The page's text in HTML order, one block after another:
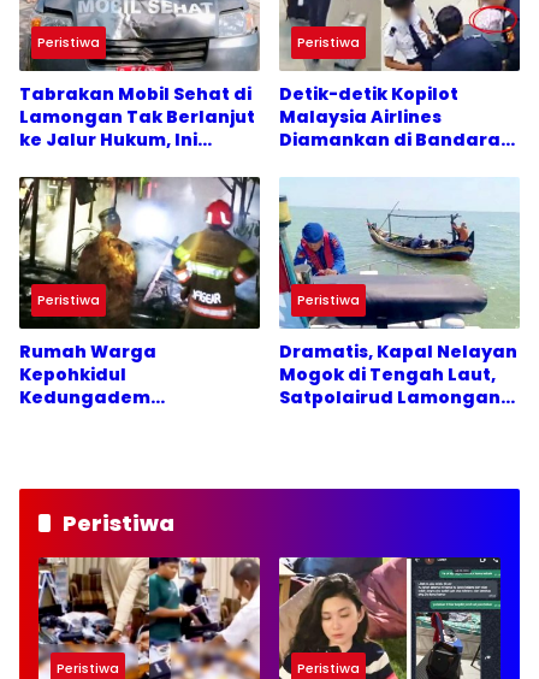
Peristiwa
Tabrakan Mobil Sehat di
Lamongan Tak Berlanjut
ke Jalur Hukum, Ini
Peristiwa
Detik-detik Kopilot
Malaysia Airlines
Diamankan di Bandara
Ekstasi Disita
Peristiwa
Rumah Warga
Kepohkidul
Kedungadem
Peristiwa
Dramatis, Kapal Nelayan
Mogok di Tengah Laut,
Satpolairud Lamongan
Peristiwa
Peristiwa Peristiwa